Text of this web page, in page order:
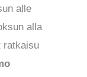
alle
alla
ratkaisu